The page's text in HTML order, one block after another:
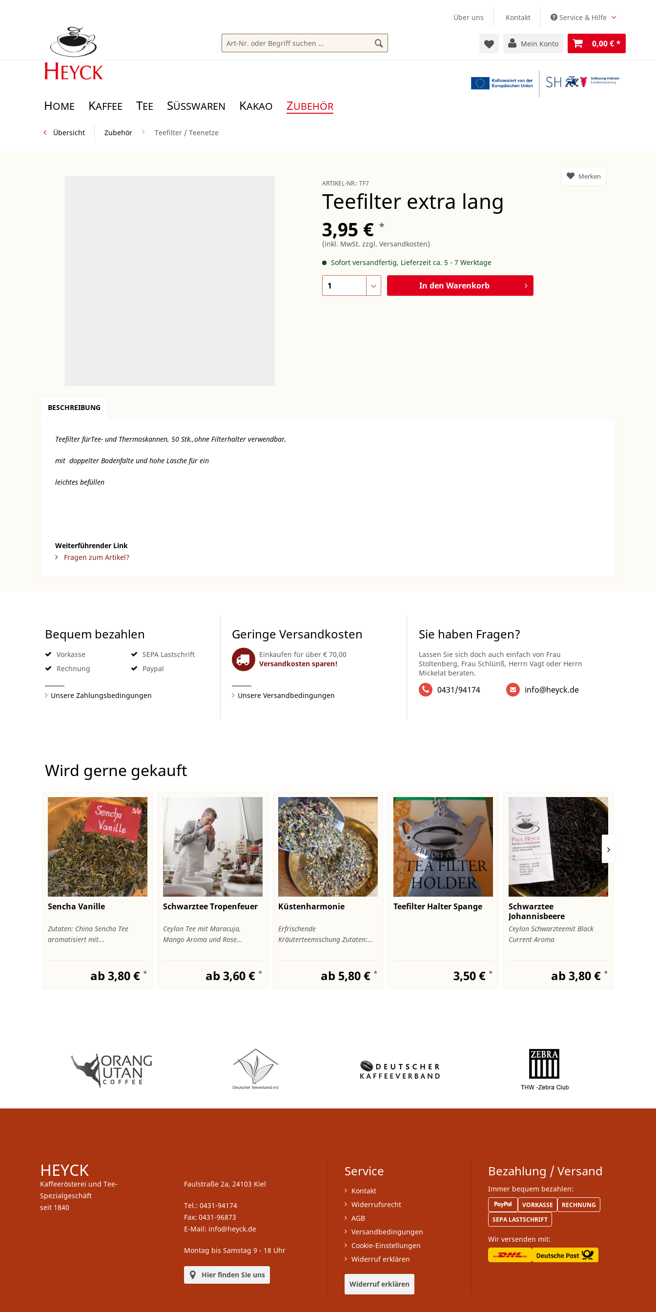
Über uns Kontakt Service & Hilfe
Mein Konto 0,00 € *
HOME KAFFEE TEE SÜSSWAREN KAKAO ZUBEHÖR
Übersicht Zubehör Teefilter / Teenetze
ARTIKEL-NR.:TF7
Teefilter extra lang
3,95 € *
(inkl. MwSt.zzgl. Versandkosten)
Sofort versandfertig, Lieferzeit ca. 5 - 7 Werktage
In den Warenkorb
Merken
BESCHREIBUNG
Teefilter fürTee- und Thermoskannen, 50 Stk.,ohne Filterhalter verwendbar,
mit doppelter Bodenfalte und hohe Lasche für ein
leichtes befüllen
Weiterführender Link
Fragen zum Artikel?
Bequem bezahlen
Vorkasse
Rechnung
SEPA Lastschrift
Paypal
Unsere Zahlungsbedingungen
Geringe Versandkosten
Einkaufen für über € 70,00
Versandkosten sparen!
Unsere Versandbedingungen
Sie haben Fragen?
Lassen Sie sich doch auch einfach von Frau
Stoltenberg, Frau Schlünß, Herrn Vagt oder Herrn
Mickelat beraten.
0431/94174 info@heyck.de
Wird gerne gekauft
Sencha Vanille
Zutaten: China Sencha Tee
aromatisiert mit...
ab 3,80 € *
Schwarztee Tropenfeuer
Ceylon Tee mit Maracuja,
Mango Aroma und Rose...
ab 3,60 € *
Küstenharmonie
Erfrischende
Kräuterteemischung Zutaten:...
ab 5,80 € *
Teefilter Halter Spange
3,50 € *
Schwarztee
Johannisbeere
Ceylon Schwarzteemit Black
Current Aroma
ab 3,80 € *
HEYCK
Kaffeerösterei und Tee-
Spezialgeschäft
seit 1840
Faulstraße 2a, 24103 Kiel
Tel.: 0431-94174
Fax: 0431-96873
E-Mail: info@heyck.de
Montag bis Samstag 9 - 18 Uhr
Hier finden Sie uns
Service
Kontakt
Widerrufsrecht
AGB
Versandbedingungen
Cookie-Einstellungen
Widerruf erklären
Widerruf erklären
Bezahlung / Versand
Immer bequem bezahlen:
VORKASSE
RECHNUNG
SEPA LASTSCHRIFT
Wir versenden mit: